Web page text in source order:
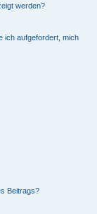
werden?
ich aufgefordert, mich
Beitrags?